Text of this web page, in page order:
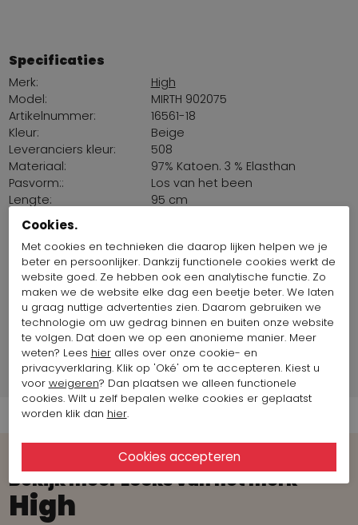
Specificaties
Merk:
High
Model:
MIRTH 902075
Artikelnummer:
16561-18
Kleur:
Beige
Leveranciers kleur:
508
Materiaal:
97% Katoen. 3 % Elasthan
Pasvorm::
Los van het been
Lengte:
95 cm
Land van productie:
Omvang taille /
heup:
Fotomodel informatie
Merk Informatie
Verzend informatie
Bekijk meer Looks van het merk
High
Cookies.
Met cookies en technieken die daarop lijken helpen we je
beter en persoonlijker. Dankzij functionele cookies werkt de
website goed. Ze hebben ook een analytische functie. Zo
maken we de website elke dag een beetje beter. We laten
u graag nuttige advertenties zien. Daarom gebruiken we
technologie om uw gedrag binnen en buiten onze website
te volgen. Dat doen we op een anonieme manier. Meer
weten? Lees hieralles over onze cookie- en
privacyverklaring. Klik op 'Oké' om te accepteren. Kiest u
voor weigeren? Dan plaatsen we alleen functionele
cookies. Wilt u zelf bepalen welke cookies er geplaatst
worden klik dan hier.